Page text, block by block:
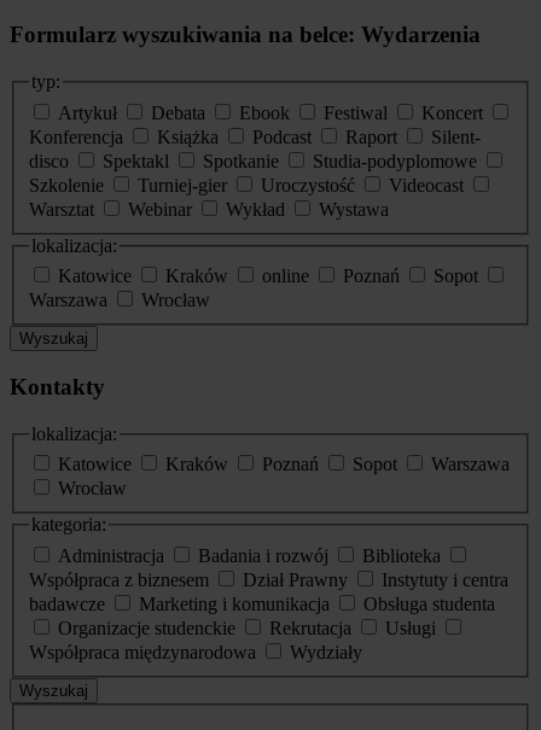
Formularz wyszukiwania na belce: Wydarzenia
typ:
Artykuł
Debata Ebook Festiwal
Koncert
Konferencja
Książka Podcast Raport
Silent-
disco
Spektakl Spotkanie
Studia-podyplomowe
Szkolenie
Turniej-gier Uroczystość
Videocast
Warsztat
Webinar Wykład
Wystawa
lokalizacja:
Katowice
Kraków online Poznań
Sopot
Warszawa
Wrocław
Wyszukaj
Kontakty
lokalizacja:
Katowice
Kraków Poznań Sopot
Warszawa
Wrocław
kategoria:
Administracja
Badania i rozwój
Biblioteka
Współpraca z biznesem
Dział Prawny
Instytuty i centra
badawcze
Marketing i komunikacja
Obsługa studenta
Organizacje studenckie
Rekrutacja
Usługi
Współpraca międzynarodowa
Wydziały
Wyszukaj